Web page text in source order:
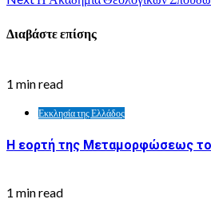
Διαβάστε επίσης
1 min read
Εκκλησία της Ελλάδος
Η εορτή της Μεταμορφώσεως
1 min read